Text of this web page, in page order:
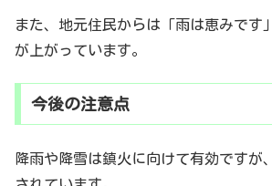
また、地元住民からは「雨は恵みです
が上がっています。
今後の注意点
降雨や降雪は鎮火に向けて有効ですが